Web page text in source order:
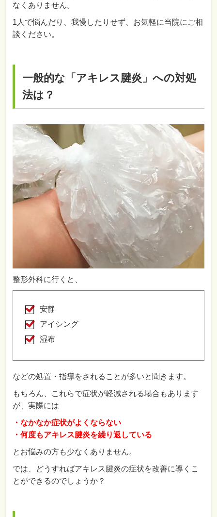
なくありません。
1人で悩んだり、我慢したりせず、お気軽に当院にご相
談ください。
一般的な「アキレス腱炎」への対処
法は？
整形外科に行くと、
安静
アイシング
湿布
などの処置・指導をされることが多いと聞きます。
もちろん、これらで症状が軽減される場合もあります
が、実際には
・なかなか症状がよくならない
・何度もアキレス腱炎を繰り返している
とお悩みの方も少なくありません。
では、どうすればアキレス腱炎の症状を改善に導くこ
とができるのでしょうか？